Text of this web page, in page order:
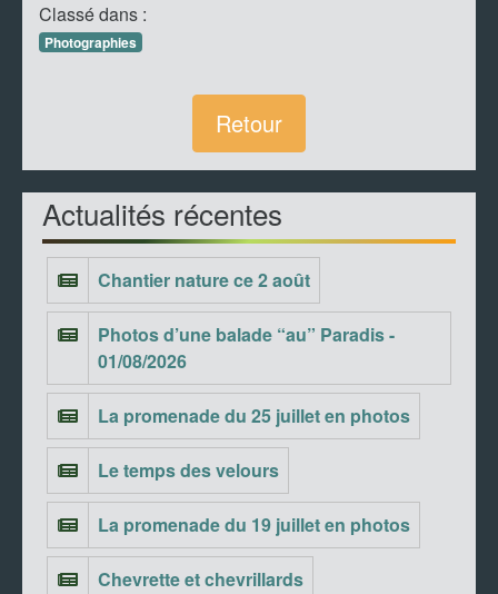
Classé dans :
Photographies
Retour
Actualités récentes
Chantier nature ce 2 août
Photos d’une balade “au” Paradis -
01/08/2026
La promenade du 25 juillet en photos
Le temps des velours
La promenade du 19 juillet en photos
Chevrette et chevrillards